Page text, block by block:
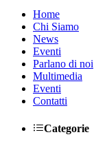
Home
Chi Siamo
News
Eventi
Parlano di noi
Multimedia
Eventi
Contatti
Categorie